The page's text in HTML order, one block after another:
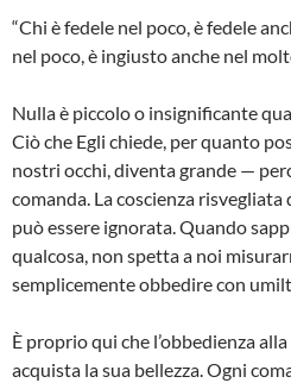
“Chi è fedele nel poco, è fedele
nel poco, è ingiusto anche nel
Nulla è piccolo o insignificante
Ciò che Egli chiede, per quanto
nostri occhi, diventa grande —
comanda. La coscienza risvegliata
può essere ignorata. Quando
qualcosa, non spetta a noi
semplicemente obbedire con
È proprio qui che l’obbedienza
acquista la sua bellezza. Ogni